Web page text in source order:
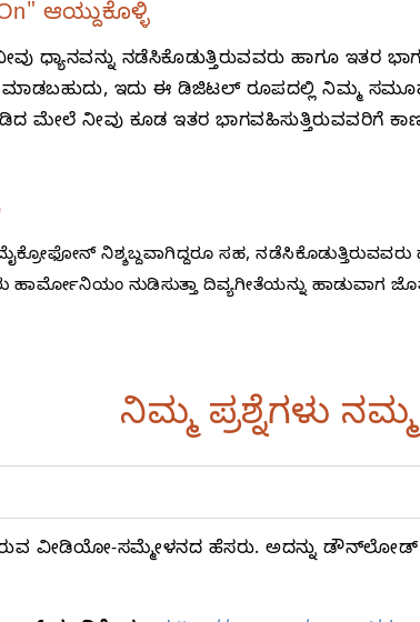
ಆಯ್ದುಕೊಳ್ಳಿ
ಧ್ಯಾನವನ್ನು ನಡೆಸಿಕೊಡುತ್ತಿರುವವರು ಹಾಗೂ ಇತರ
ಇದು ಈ ಡಿಜಿಟಲ್‌ ರೂಪದಲ್ಲಿ ನಿಮ್ಮ ಸಮೂಹ
ನೀವು ಕೂಡ ಇತರ ಭಾಗವಹಿಸುತ್ತಿರುವವರಿಗೆ
ನಿಶ್ಶಬ್ದವಾಗಿದ್ದರೂ ಸಹ, ನಡೆಸಿಕೊಡುತ್ತಿರುವವರು
ಹಾರ್ಮೋನಿಯಂ ನುಡಿಸುತ್ತಾ ದಿವ್ಯಗೀತೆಯನ್ನು ಹಾಡುವಾಗ
ನಿಮ್ಮ ಪ್ರಶ್ನೆಗಳು
ವೀಡಿಯೋ-ಸಮ್ಮೇಳನದ ಹೆಸರು. ಅದನ್ನು ಡೌನ್‌ಲೋಡ್‌